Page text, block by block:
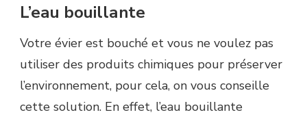
L’eau bouillante
Votre évier est bouché et vous ne voulez pas
utiliser des produits chimiques pour préserver
l’environnement, pour cela, on vous conseille
cette solution. En effet, l’eau bouillante